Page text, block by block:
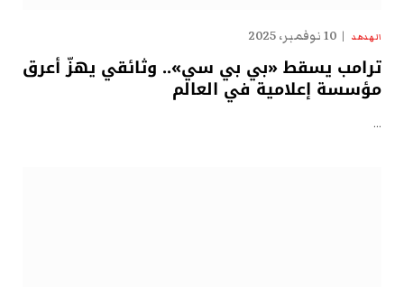
الهدهد 10 نوفمبر، 2025
ترامب يسقط «بي بي سي».. وثائقي يهزّ أعرق
مؤسسة إعلامية في العالم
…